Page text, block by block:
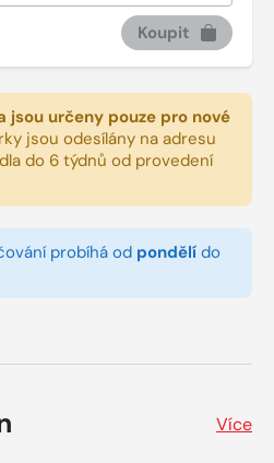
Koupit
jsou určeny pouze pro nové
jsou odesílány na adresu
do 6 týdnů od provedení
probíhá od pondělí do
Více